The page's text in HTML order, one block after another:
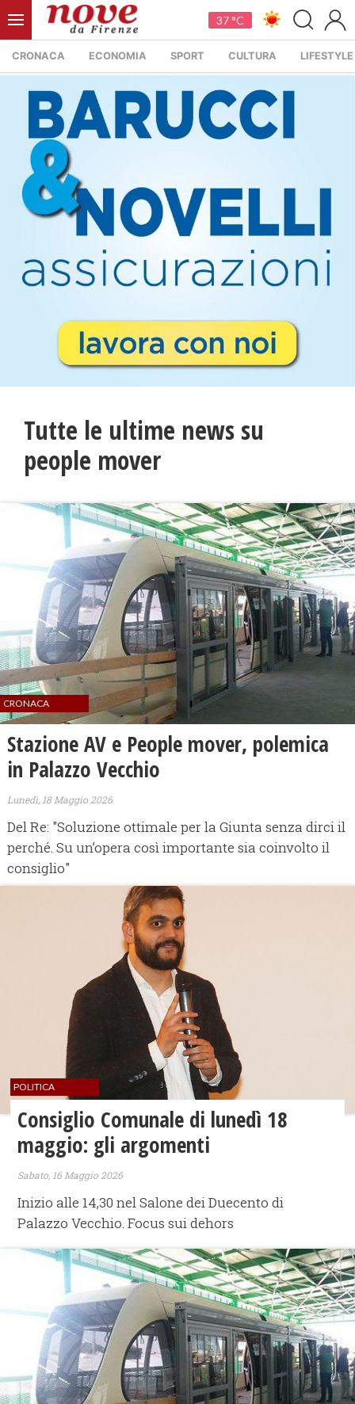
37 °C
CRONACA ECONOMIA SPORT CULTURA LIFESTYLE
Tutte le ultime news su
people mover
CRONACA
Stazione AV e People mover, polemica
in Palazzo Vecchio
Lunedì, 18 Maggio 2026
Del Re: "Soluzione ottimale per la Giunta senza dirci il
perché. Su un’opera così importante sia coinvolto il
consiglio"
POLITICA
Consiglio Comunale di lunedì 18
maggio: gli argomenti
Sabato, 16 Maggio 2026
Inizio alle 14,30 nel Salone dei Duecento di
Palazzo Vecchio. Focus sui dehors